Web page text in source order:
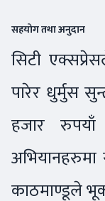
सहयोग तथा अनुदान
सिटी
पारेर धुर्मुस
हजार रुपयाँ
काठमाण्डूले